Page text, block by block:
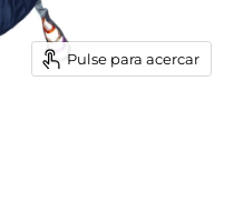
Pulse para acercar